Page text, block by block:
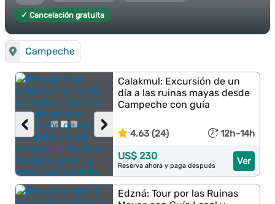
✓ Cancelación gratuita
Campeche
›
‹
Calakmul: Excursión de un
día a las ruinas mayas desde
Campeche con guía
4.63 (24) 12h–14h
Ver
US$ 230
Reserva ahora y paga después
Edzná: Tour por las Ruinas